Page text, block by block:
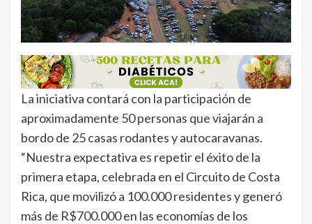
La iniciativa contará con la participación de
aproximadamente 50 personas que viajarán a
bordo de 25 casas rodantes y autocaravanas.
“Nuestra expectativa es repetir el éxito de la
primera etapa, celebrada en el Circuito de Costa
Rica, que movilizó a 100.000 residentes y generó
más de R$700.000 en las economías de los